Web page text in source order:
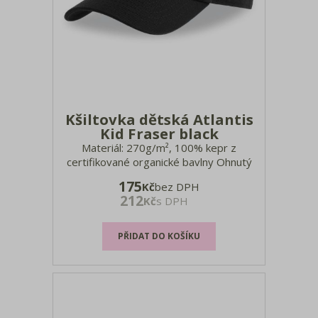
Kšiltovka dětská Atlantis
Kid Fraser black
Materiál: 270g/m², 100% kepr z
certifikované organické bavlny Ohnutý
TearAway, Obvod: 54cm, ruční praní,
nelze žehlit, nelze sušit v sušičce, nelze
chemicky čistit velikosti: onesize
175Kčbez DPH
212Kčs DPH